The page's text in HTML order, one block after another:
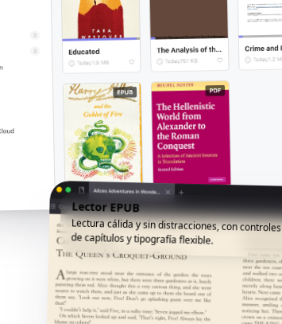
Lector EPUB
Lectura cálida y sin distracciones, con controles
de capítulos y tipografía flexible.